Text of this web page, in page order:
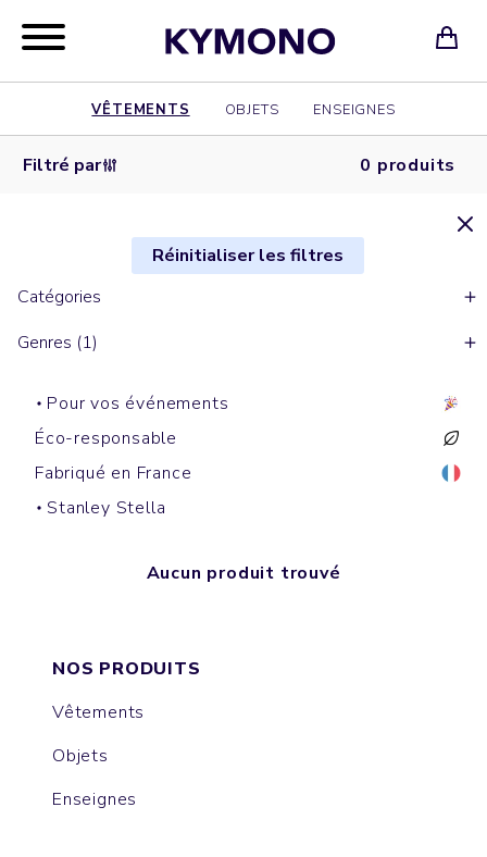
VÊTEMENTS OBJETS ENSEIGNES
Filtré par 0 produits
Réinitialiser les filtres
Catégories
Genres (1)
Pour vos événements
Éco-responsable
Fabriqué en France
Stanley Stella
Aucun produit trouvé
NOS PRODUITS
Vêtements
Objets
Enseignes